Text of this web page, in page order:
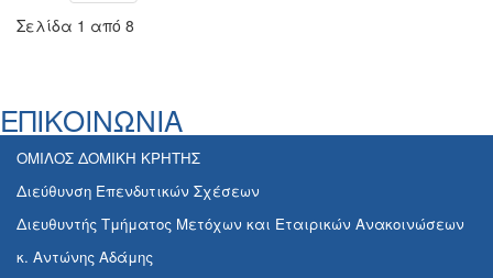
Σελίδα 1 από 8
ΕΠΙΚΟΙΝΩΝΙΑ
ΟΜΙΛΟΣ ΔΟΜΙΚΗ ΚΡΗΤΗΣ
Διεύθυνση Επενδυτικών Σχέσεων
Διευθυντής Τμήματος Μετόχων και Εταιρικών Ανακοινώσεων
κ. Αντώνης Αδάμης